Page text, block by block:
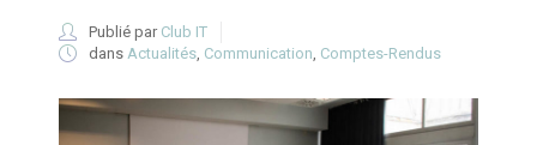
Publié par Club IT
dans Actualités Communication Comptes-Rendus